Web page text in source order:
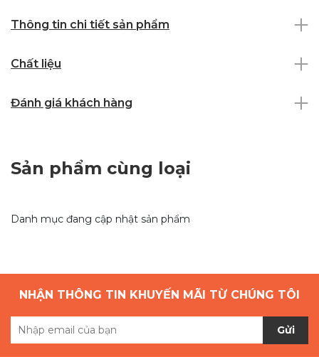
Thông tin chi tiết sản phẩm
Chất liệu
Đánh giá khách hàng
Sản phẩm cùng loại
Danh mục đang cập nhật sản phẩm
NHẬN THÔNG TIN KHUYẾN MÃI TỪ CHÚNG TÔI
Gửi